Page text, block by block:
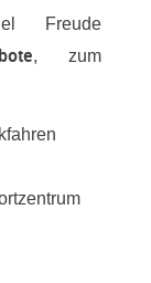
Freude
, zum